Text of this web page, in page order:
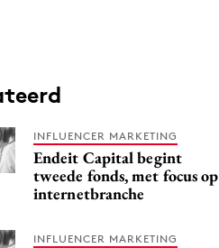
INFLUENCER MARKETING
Endeit Capital begint
tweede fonds, met focus op
internetbranche
INFLUENCER MARKETING